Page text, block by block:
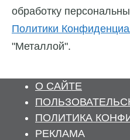
обработку
Политики
"Металлой".
О САЙТЕ
ПОЛИТИКА
РЕКЛАМА